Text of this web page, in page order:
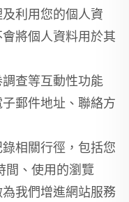
利用您的個人資
將個人資料用於其
查等互動性功能
郵件地址、聯絡方
相關行徑，包括您
間、使用的瀏覽
我們增進網站服務